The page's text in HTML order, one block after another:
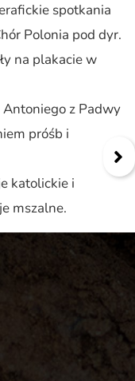
spotkania
Polonia pod dyr.
na plakacie w
z Padwy
próśb i
katolickie i
mszalne.